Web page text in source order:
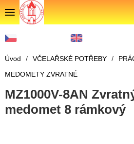
Úvod / VČELAŘSKÉ POTŘEBY /
MEDOMETY ZVRATNÉ
MZ1000V-8AN
medomet 8 rámkový